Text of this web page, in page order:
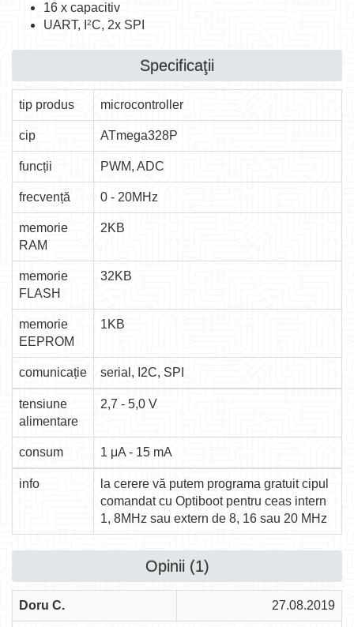
16 x capacitiv
UART, I
2C, 2x SPI
Specificaţii
tip produs microcontroller
cip ATmega328P
funcții PWM, ADC
frecvență 0 - 20MHz
memorie
RAM
2KB
memorie
FLASH
32KB
memorie
EEPROM
1KB
comunicație serial, I2C, SPI
tensiune
alimentare
2,7 - 5,0 V
consum 1 μA - 15 mA
info
la cerere vă putem programa gratuit cipul
comandat cu Optiboot pentru ceas intern
1, 8MHz sau extern de 8, 16 sau 20 MHz
Opinii (1)
Doru C. 27.08.2019